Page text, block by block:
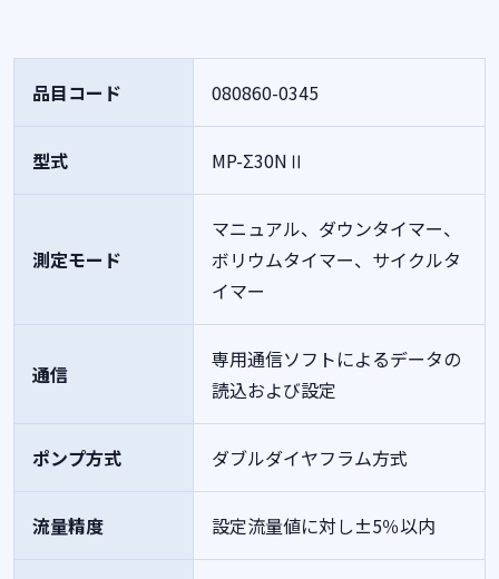
品目コード 080860-0345
型式 MP-Σ30NⅡ
測定モード
マニュアル、ダウンタイマー、
ボリウムタイマー、サイクルタ
イマー
通信
専用通信ソフトによるデータの
読込および設定
ポンプ方式 ダブルダイヤフラム方式
流量精度 設定流量値に対し±5％以内